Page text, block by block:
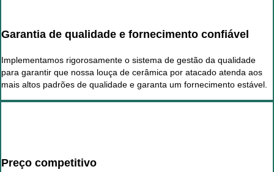
Garantia de qualidade e fornecimento confiável
Implementamos rigorosamente o sistema de gestão da qualidade
para garantir que nossa louça de cerâmica por atacado atenda aos
mais altos padrões de qualidade e garanta um fornecimento estável.
Preço competitivo